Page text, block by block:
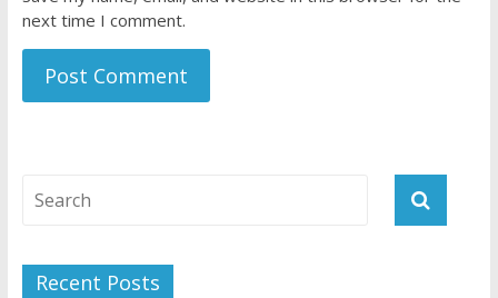
next time I comment.
Recent Posts